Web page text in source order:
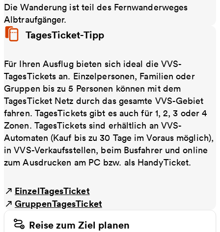
Die Wanderung ist teil des Fernwanderweges
Albtraufgänger.
TagesTicket-Tipp
Für Ihren Ausflug bieten sich ideal die VVS-
TagesTickets an. Einzelpersonen, Familien oder
Gruppen bis zu 5 Personen können mit dem
TagesTicket Netz durch das gesamte VVS-Gebiet
fahren. TagesTickets gibt es auch für 1, 2, 3 oder 4
Zonen. TagesTickets sind erhältlich an VVS-
Automaten (Kauf bis zu 30 Tage im Voraus möglich),
in VVS-Verkaufsstellen, beim Busfahrer und online
zum Ausdrucken am PC bzw. als HandyTicket.
EinzelTagesTicket
GruppenTagesTicket
Reise zum Ziel planen